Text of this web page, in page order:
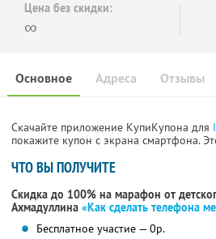
Цена без скидки:
∞
Основное Отзывы
Адреса
Скачайте приложение КупиКупона для
покажите купон с экрана смартфона.
ЧТО ВЫ ПОЛУЧИТЕ
Скидка до 100% на марафон от
Ахмадуллина «Как сделать телефона
Бесплатное участие — 0р.